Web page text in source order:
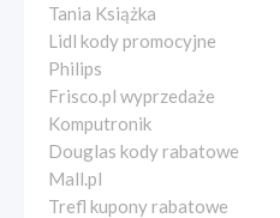
Tania Książka
Lidl kody promocyjne
Philips
Frisco.pl wyprzedaże
Komputronik
Douglas kody rabatowe
Mall.pl
Trefl kupony rabatowe